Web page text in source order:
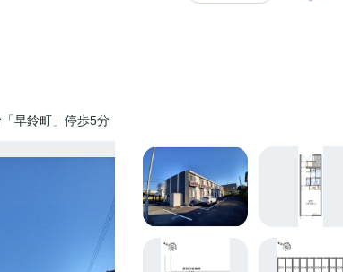
早鈴町」停歩5分